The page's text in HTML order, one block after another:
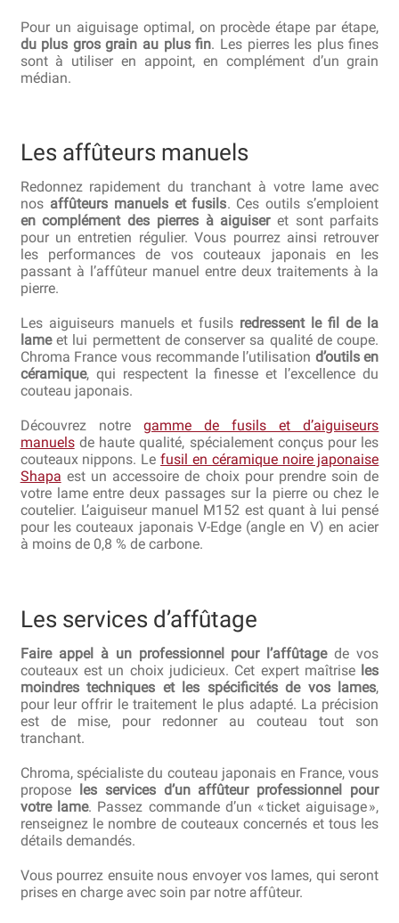
Pour un aiguisage optimal, on procède étape par étape,
du plus gros grain au plus fin. Les pierres les plus fines
sont à utiliser en appoint, en complément d’un grain
médian.
Les affûteurs manuels
Redonnez rapidement du tranchant à votre lame avec
nos affûteurs manuels et fusils. Ces outils s’emploient
en complément des pierres à aiguiseret sont parfaits
pour un entretien régulier. Vous pourrez ainsi retrouver
les performances de vos couteaux japonais en les
passant à l’affûteur manuel entre deux traitements à la
pierre.
Les aiguiseurs manuels et fusils redressent le fil de la
lameet lui permettent de conserver sa qualité de coupe.
Chroma France vous recommande l’utilisation d’outils en
céramique, qui respectent la finesse et l’excellence du
couteau japonais.
Découvrez notre gamme de fusils et d’aiguiseurs
manuelsde haute qualité, spécialement conçus pour les
couteaux nippons. Lefusil en céramique noire japonaise
Shapa est un accessoire de choix pour prendre soin de
votre lame entre deux passages sur la pierre ou chez le
coutelier. L’aiguiseur manuel M152 est quant à lui pensé
pour les couteaux japonais V-Edge (angle en V) en acier
à moins de 0,8 % de carbone.
Les services d’affûtage
Faire appel à un professionnel pour l’affûtagede vos
couteaux est un choix judicieux. Cet expert maîtrise les
moindres techniques et les spécificités de vos lames,
pour leur offrir le traitement le plus adapté. La précision
est de mise, pour redonner au couteau tout son
tranchant.
Chroma, spécialiste du couteau japonais en France, vous
propose les services d’un affûteur professionnel pour
votre lame. Passez commande d’un « ticket aiguisage »,
renseignez le nombre de couteaux concernés et tous les
détails demandés.
Vous pourrez ensuite nous envoyer vos lames, qui seront
prises en charge avec soin par notre affûteur.